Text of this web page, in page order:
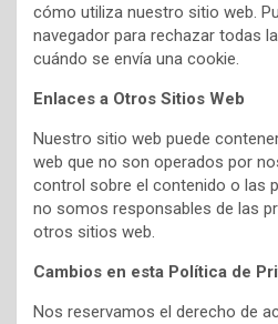
cómo utiliza nuestro sitio web.
navegador para rechazar todas
cuándo se envía una cookie.
Enlaces a Otros Sitios Web
Nuestro sitio web puede
web que no son operados por
control sobre el contenido o las
no somos responsables de las
otros sitios web.
Cambios en esta Política de
Nos reservamos el derecho de